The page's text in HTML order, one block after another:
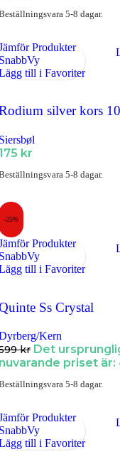
5-8 dagar.
Produkter
till i Favoriter
silver kors
kr
5-8 dagar.
-25%
Produkter
till i Favoriter
Ss Crystal
Kern
kr Det
priset är:
5-8 dagar.
Produkter
till i Favoriter